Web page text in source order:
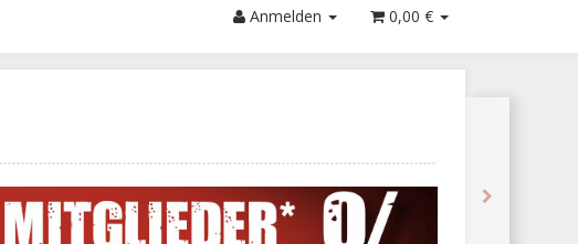
Anmelden 0,00 €